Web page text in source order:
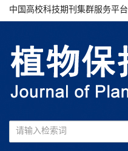
中国高校科技期刊集群服务平台